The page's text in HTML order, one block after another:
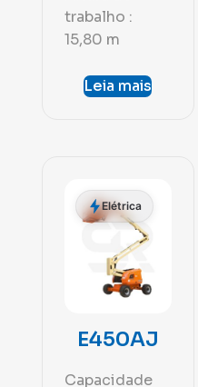
trabalho :
15,80 m
Leia mais
Elétrica
E450AJ
Capacidade